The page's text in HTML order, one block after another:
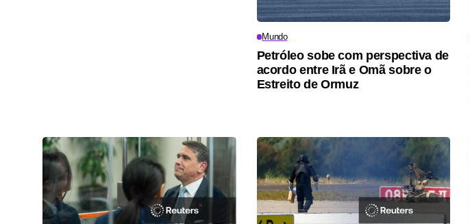
Mundo
Petróleo sobe com perspectiva de
acordo entre Irã e Omã sobre o
Estreito de Ormuz